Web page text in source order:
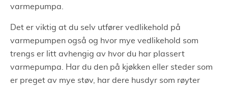
varmepumpa.
Det er viktig at du selv utfører vedlikehold på
varmepumpen også og hvor mye vedlikehold som
trengs er litt avhengig av hvor du har plassert
varmepumpa. Har du den på kjøkken eller steder som
er preget av mye støv, har dere husdyr som røyter